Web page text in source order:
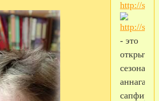
- это
открытие
сезона: